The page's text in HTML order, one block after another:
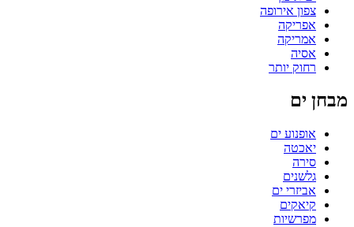
צפון אירופה
אפריקה
אמריקה
אסיה
רחוק יותר
מבחן ים
אופנוע ים
יאכטה
סירה
גלשנים
אביזרי ים
קיאקים
מפרשיות